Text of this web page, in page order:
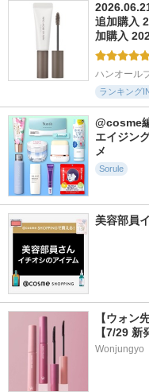
追加購入
加購入
ハンオール
ランキング
@cosme
エイジン
メ
Sorule
美容部員
【ウォン
【7/29 新
Wonjungyo